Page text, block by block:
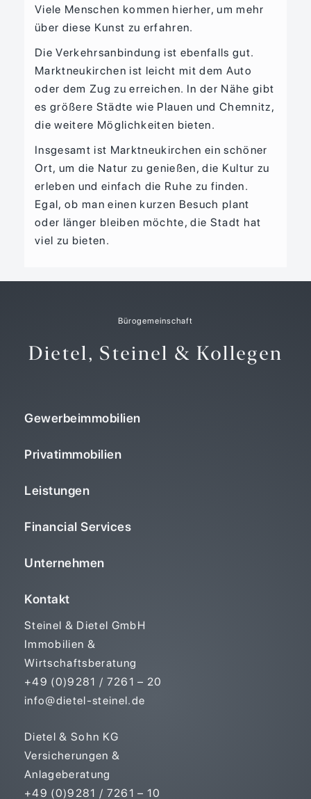
Viele Menschen kommen hierher, um mehr
über diese Kunst zu erfahren.
Die Verkehrsanbindung ist ebenfalls gut.
Marktneukirchen ist leicht mit dem Auto
oder dem Zug zu erreichen. In der Nähe gibt
es größere Städte wie Plauen und Chemnitz,
die weitere Möglichkeiten bieten.
Insgesamt ist Marktneukirchen ein schöner
Ort, um die Natur zu genießen, die Kultur zu
erleben und einfach die Ruhe zu finden.
Egal, ob man einen kurzen Besuch plant
oder länger bleiben möchte, die Stadt hat
viel zu bieten.
Bürogemeinschaft
Dietel, Steinel & Kollegen
Gewerbeimmobilien
Privatimmobilien
Leistungen
Financial Services
Unternehmen
Kontakt
Steinel & Dietel GmbH
Immobilien &
Wirtschaftsberatung
+49 (0)9281 / 7261 – 20
info@dietel-steinel.de
Dietel & Sohn KG
Versicherungen &
Anlageberatung
+49 (0)9281 / 7261 – 10